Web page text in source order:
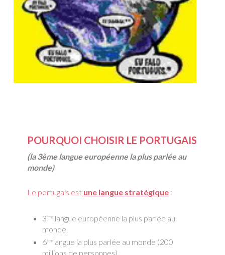
POURQUOI CHOISIR LE PORTUGAIS
(la 3ème langue européenne la plus parlée au
monde)
Le portugais est une langue stratégique:
3èmelangue européenne la plus parlée au
monde.
6èmelangue la plus parlée au monde (200
millions de personnes).